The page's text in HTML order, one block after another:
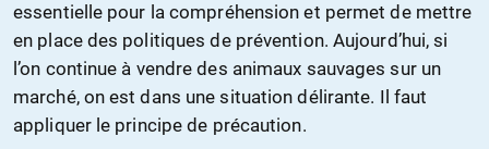
essentielle pour la compréhension et permet de mettre
en place des politiques de prévention. Aujourd’hui, si
l’on continue à vendre des animaux sauvages sur un
marché, on est dans une situation délirante. Il faut
appliquer le principe de précaution.